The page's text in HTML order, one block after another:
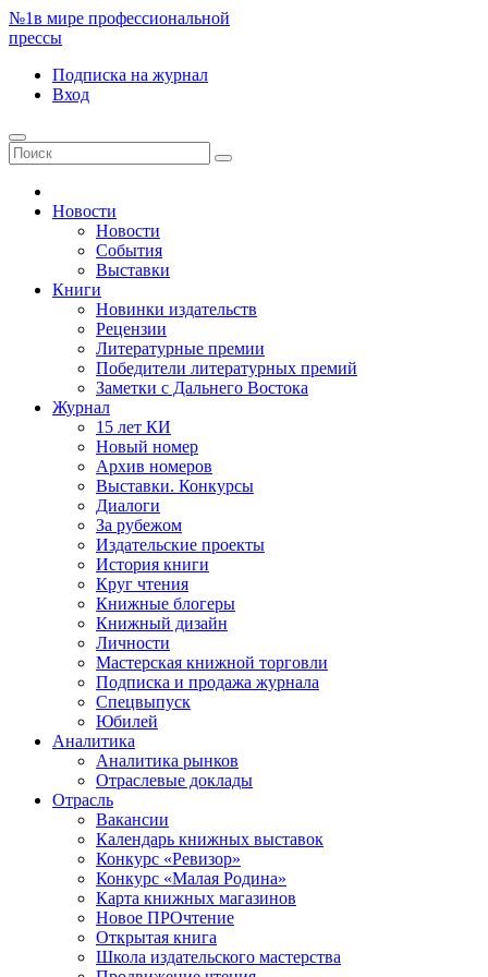
№1в мире профессиональной
прессы
Подписка на журнал
Вход
Новости
Новости
События
Выставки
Книги
Новинки издательств
Рецензии
Литературные премии
Победители литературных премий
Заметки с Дальнего Востока
Журнал
15 лет КИ
Новый номер
Архив номеров
Выставки. Конкурсы
Диалоги
За рубежом
Издательские проекты
История книги
Круг чтения
Книжные блогеры
Книжный дизайн
Личности
Мастерская книжной торговли
Подписка и продажа журнала
Спецвыпуск
Юбилей
Аналитика
Аналитика рынков
Отраслевые доклады
Отрасль
Вакансии
Календарь книжных выставок
Конкурс «Ревизор»
Конкурс «Малая Родина»
Карта книжных магазинов
Новое ПРОчтение
Открытая книга
Школа издательского мастерства